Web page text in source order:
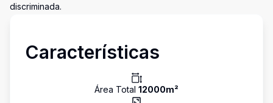
discriminada.
Características
Área Total 12000m²